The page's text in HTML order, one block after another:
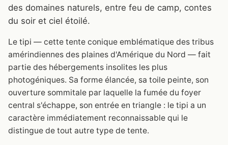
des domaines naturels, entre feu de camp, contes
du soir et ciel étoilé.
Le tipi — cette tente conique emblématique des tribus
amérindiennes des plaines d'Amérique du Nord — fait
partie des hébergements insolites les plus
photogéniques. Sa forme élancée, sa toile peinte, son
ouverture sommitale par laquelle la fumée du foyer
central s'échappe, son entrée en triangle : le tipi a un
caractère immédiatement reconnaissable qui le
distingue de tout autre type de tente.